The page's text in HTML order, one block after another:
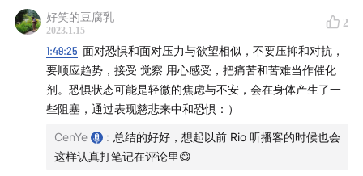
2:02:47 【19 净化仪式：四个心的功课】
希望、回馈
2:11:26【20 慈悲的基调是宇宙最基本的调性，是万物的
基石】慈悲发出的基本振动场，层层相递到体内所有的
细胞，以及所有的微细体和意识各层次，最后形成一个
法破坏的光能量场。
2:12:49 【21 生命的意义：我们为何而来？】
好笑的豆腐乳
2023.1.15
2
1:49:25 面对恐惧和面对压力与欲望相似，不要压抑和对抗，
要顺应趋势，接受 觉察 用心感受，把痛苦和苦难当作催化
剂。恐惧状态可能是轻微的焦虑与不安，会在身体产生了一
些阻塞，通过表现慈悲来中和恐惧：）
CenYe : 总结的好好，想起以前 Rio 听播客的时候也会
这样认真打笔记在评论里😄